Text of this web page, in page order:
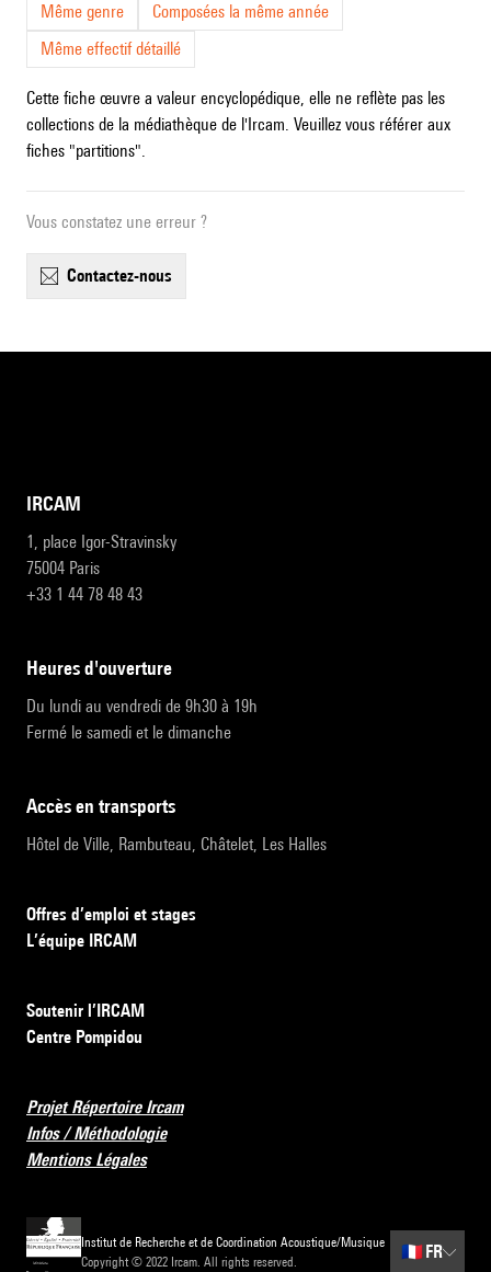
Même genre
Composées la même année
Même effectif détaillé
Cette fiche œuvre a valeur encyclopédique, elle ne reflète pas les
collections de la médiathèque de l'Ircam. Veuillez vous référer aux
fiches "partitions".
Vous constatez une erreur ?
contactez-nous
IRCAM
1, place Igor-Stravinsky
75004 Paris
+33 1 44 78 48 43
heures d'ouverture
Du lundi au vendredi de 9h30 à 19h
Fermé le samedi et le dimanche
accès en transports
Hôtel de Ville, Rambuteau, Châtelet, Les Halles
Offres d’emploi et stages
L’équipe IRCAM
Soutenir l’IRCAM
Centre Pompidou
Projet Répertoire Ircam
Infos / Méthodologie
Mentions Légales
Institut de Recherche et de Coordination Acoustique/Musique
Copyright © 2022 Ircam. All rights reserved.
🇫🇷 FR